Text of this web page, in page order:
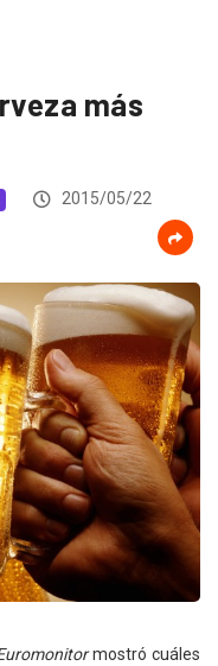
más
2015/05/22
mostró cuáles